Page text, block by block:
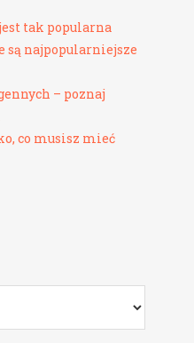
tak popularna
są najpopularniejsze
– poznaj
co musisz mieć